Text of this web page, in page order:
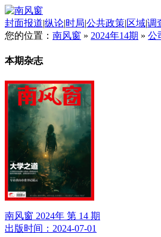
封面报道|纵论|时局|公共政策|区域|调
您的位置： 南风窗 » 2024年14期 » 公
本期杂志
南风窗 2024年 第 14 期
出版时间：2024-07-01